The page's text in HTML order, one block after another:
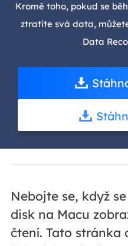
Kromě toho, pokud se
ztratíte svá data,
Data
Nebojte se, když
disk na Macu
čtení. Tato stránka